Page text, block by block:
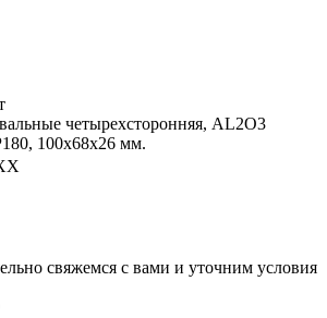
четырехсторонняя, AL2O3
100х68х26 мм.
свяжемся с вами и уточним условия